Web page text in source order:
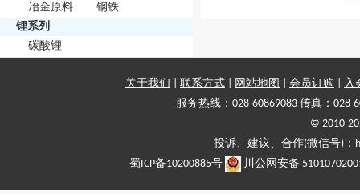
冶金原料
钢铁
锂系列
碳酸锂
关于我们 联系方式 网站地图 会员订购
入
服务热线：028-60869083 传真：028-
© 2010-
投诉、建议、合作(微信号)
蜀ICP备10200885号
川公网安备